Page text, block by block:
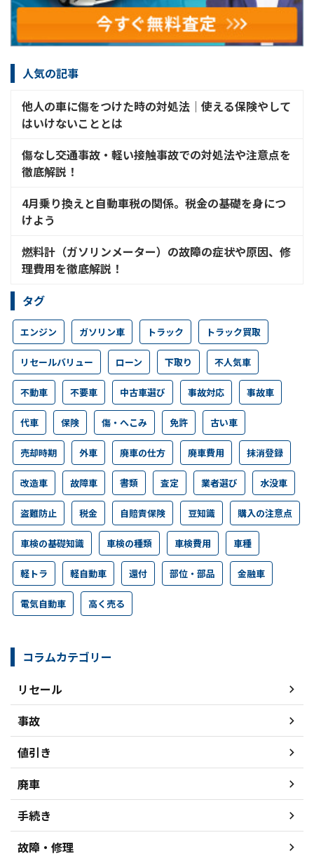
人気の記事
他人の車に傷をつけた時の対処法│使える保険やして
はいけないこととは
傷なし交通事故・軽い接触事故での対処法や注意点を
徹底解説！
4月乗り換えと自動車税の関係。税金の基礎を身につ
けよう
燃料計（ガソリンメーター）の故障の症状や原因、修
理費用を徹底解説！
タグ
エンジン ガソリン車 トラック トラック買取
リセールバリュー ローン 下取り 不人気車
不動車 不要車 中古車選び 事故対応 事故車
代車 保険 傷・へこみ 免許 古い車
売却時期 外車 廃車の仕方 廃車費用 抹消登録
改造車 故障車 書類 査定 業者選び 水没車
盗難防止 税金 自賠責保険 豆知識 購入の注意点
車検の基礎知識 車検の種類 車検費用 車種
軽トラ 軽自動車 還付 部位・部品 金融車
電気自動車 高く売る
コラムカテゴリー
リセール
事故
値引き
廃車
手続き
故障・修理